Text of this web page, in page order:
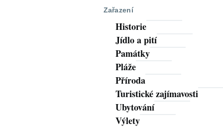
Zařazení
Historie
Jídlo a pití
Památky
Pláže
Příroda
Turistické zajímavosti
Ubytování
Výlety